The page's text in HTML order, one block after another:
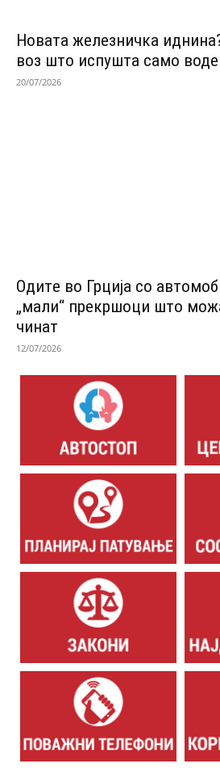
Новата железничка
воз што испушта само
20/07/2026
Одитe во Грција со
„мали“ прекршоци што
чинат
12/07/2026